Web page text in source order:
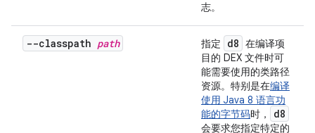
志。
--classpath path 指定 d8 在编译项
目的 DEX 文件时可
能需要使用的类路径
资源。特别是在编译
使用 Java 8 语言功
能的字节码时， d8
会要求您指定特定的